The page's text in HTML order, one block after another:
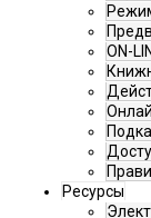
ON-
Ресурсы